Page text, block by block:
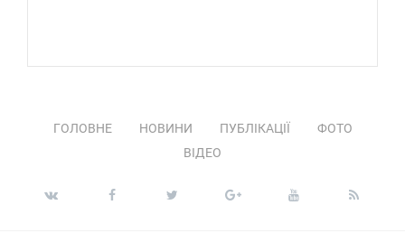
ГОЛОВНЕ НОВИНИ ПУБЛІКАЦІЇ
ФОТО
ВІДЕО